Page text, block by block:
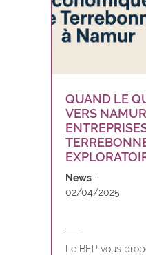
QUAND LE
VERS
News
02/04/2025
Le BEP vous